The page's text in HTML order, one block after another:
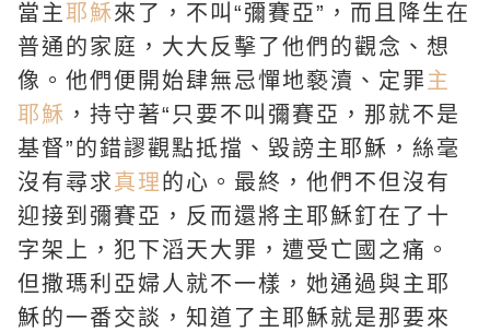
當主耶穌來了，不叫“彌賽亞”，而且降生在
普通的家庭，大大反擊了他們的觀念、想
像。他們便開始肆無忌憚地褻瀆、定罪 主
耶穌 ，持守著“只要不叫彌賽亞，那就不是
基督”的錯謬觀點抵擋、毀謗主耶穌，絲毫
沒有尋求真理的心。最終，他們不但沒有
迎接到彌賽亞，反而還將主耶穌釘在了 十
字架 上，犯下滔天大罪，遭受亡國之痛。
但撒瑪利亞婦人就不一樣，她通過與主耶
穌的一番交談，知道了主耶穌就是那要來